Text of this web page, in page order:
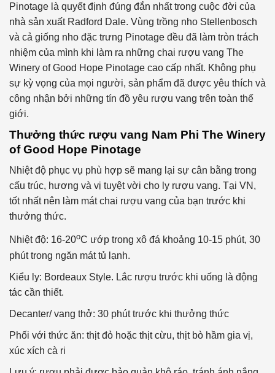
Pinotage là quyết định đúng đắn nhất trong cuộc đời của
nhà sản xuất Radford Dale. Vùng trồng nho Stellenbosch
và cả giống nho đặc trưng Pinotage đều đã làm tròn trách
nhiệm của mình khi làm ra những chai rượu vang The
Winery of Good Hope Pinotage cao cấp nhất. Không phụ
sự kỳ vọng của mọi người, sản phẩm đã được yêu thích và
công nhận bởi những tín đồ yêu rượu vang trên toàn thế
giới.
Thưởng thức rượu vang Nam Phi The Winery
of Good Hope Pinotage
Nhiệt độ phục vụ phù hợp sẽ mang lại sự cân bằng trong
cấu trúc, hương và vị tuyệt vời cho ly rượu vang. Tại VN,
tốt nhất nên làm mát chai rượu vang của bạn trước khi
thưởng thức.
Nhiệt độ: 16-20oC ướp trong xô đá khoảng 10-15 phút, 30
phút trong ngăn mát tủ lạnh.
Kiểu ly: Bordeaux Style. Lắc rượu trước khi uống là động
tác cần thiết.
Decanter/ vang thở: 30 phút trước khi thưởng thức
Phối với thức ăn: thịt đỏ hoặc thịt cừu, thịt bò hầm gia vị,
xúc xích cà ri